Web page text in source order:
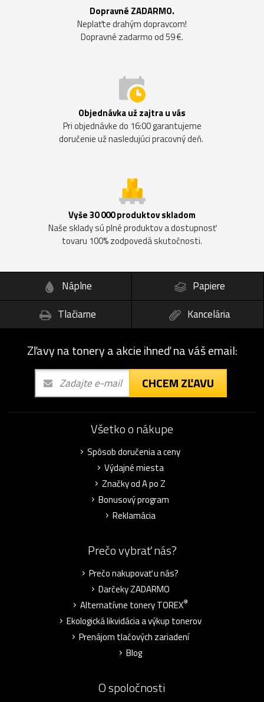
Dopravné ZADARMO.
Neplaťte drahým dopravcom!
Dopravné zadarmo od 59 €.
Objednávka už zajtra u vás
Pri objednávke do 16:00 garantujeme
doručenie už nasledujúci pracovný deň.
Vyše 30 000 produktov skladom
Naše sklady sú plné produktov a dostupnosť
tovaru 100% zodpovedá skutočnosti.
Náplne
Papiere
Tlačiarne
Kancelária
Zľavy na tonery a akcie ihneď na váš email:
CHCEM ZĽAVU
Všetko o nákupe
Spôsob doručenia a ceny
Výdajné miesta
Značky od A po Z
Bonusový program
Reklamácia
Prečo vybrať nás?
Prečo nakupovať u nás?
Darčeky ZADARMO
Alternatívne tonery TOREX®
Ekologická likvidácia a výkup tonerov
Prenájom tlačových zariadení
Blog
O spoločnosti